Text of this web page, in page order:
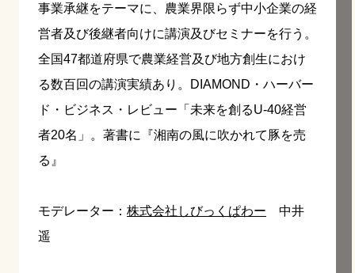
事業承継をテーマに、農業界限らず中小企業の経
営者及び後継者向けに講演及びセミナーを行う。
全国47都道府県で農業経営及び地方創生におけ
る数百回の講演実績あり。DIAMOND・ハーバー
ド・ビジネス・レビュー「未来を創るU-40経営
者20名」。著書に『湘南の風に吹かれて豚を売
る』
モデレーター： 株式会社しびっくぱわー 中井
遥